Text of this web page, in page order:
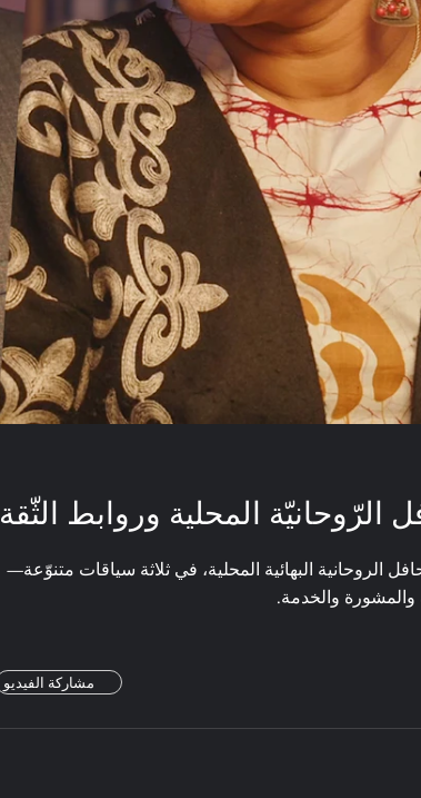
المحلية وروابط الثّقة
الروحانية البهائية المحلية، في ثلاثة سياقات متنوّعة—
والمشورة والخدمة.
مشاركة الفيديو